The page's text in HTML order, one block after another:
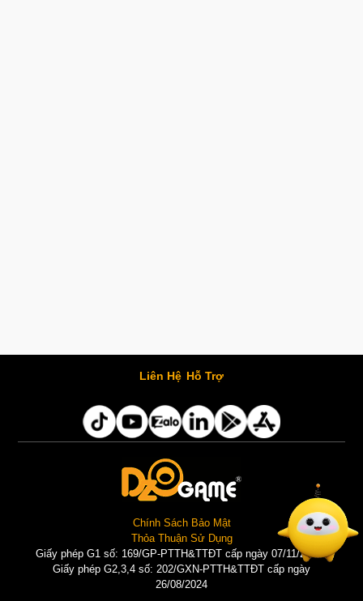
Liên Hệ Hỗ Trợ
Chính Sách Bảo Mật
Thỏa Thuận Sử Dụng
Giấy phép G1 số: 169/GP-PTTH&TTĐT cấp ngày 07/11/2025 |
Giấy phép G2,3,4 số: 202/GXN-PTTH&TTĐT cấp ngày
26/08/2024